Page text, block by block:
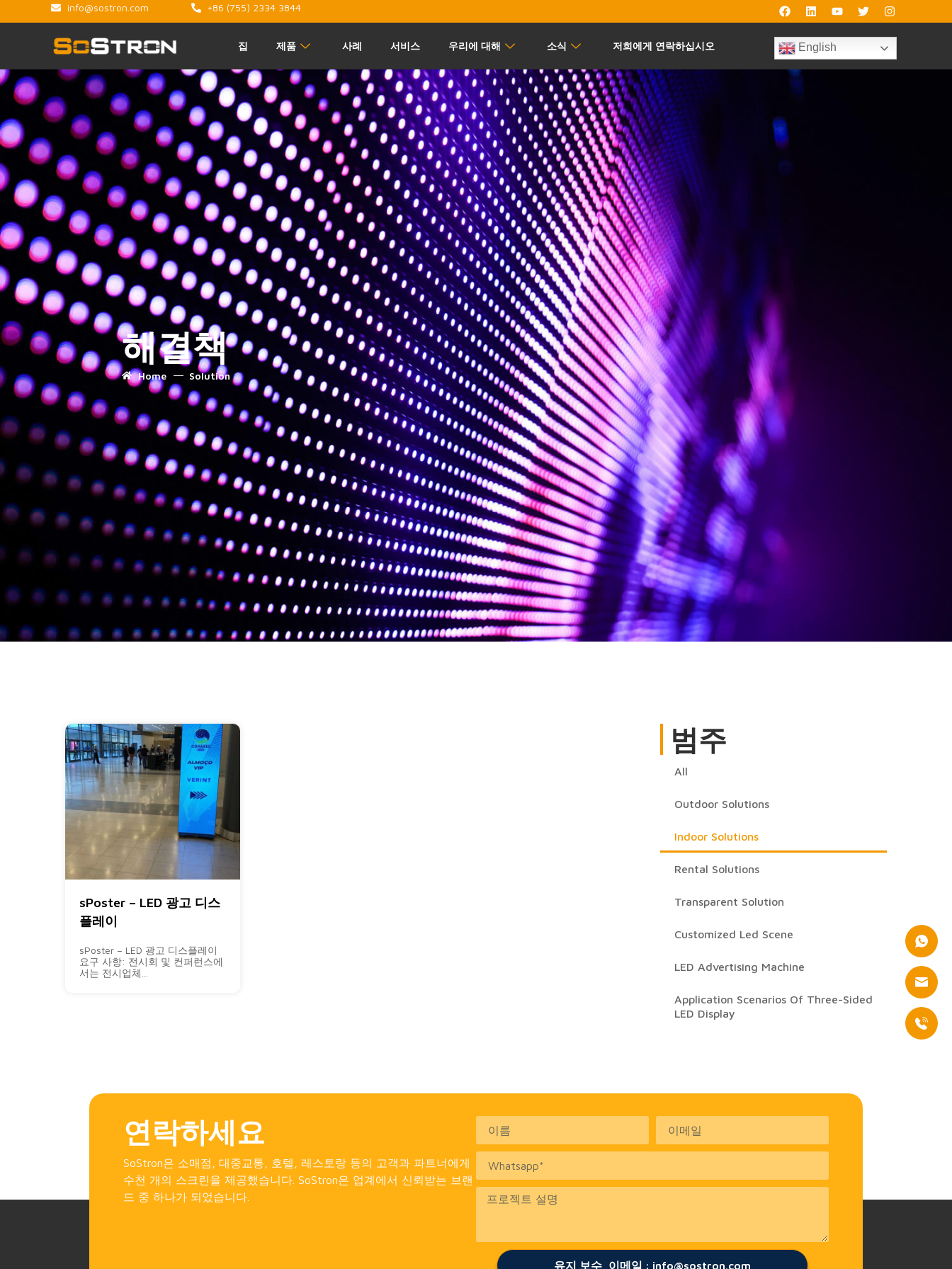
info@sostron.com +86 (755) 2334 3844
집 제품 사례 서비스 우리에 대해 소식 저희에게 연락하십시오 English
해결책
Home Solution
sPoster – LED 광고 디스
플레이
sPoster – LED 광고 디스플레이
요구 사항: 전시회 및 컨퍼런스에
서는 전시업체...
범주
All
Outdoor Solutions
Indoor Solutions
Rental Solutions
Transparent Solution
Customized Led Scene
LED Advertising Machine
Application Scenarios Of Three-Sided
LED Display
연락하세요
SoStron은 소매점, 대중교통, 호텔, 레스토랑 등의 고객과 파트너에게
수천 개의 스크린을 제공했습니다. SoStron은 업계에서 신뢰받는 브랜
드 중 하나가 되었습니다.
유지 보수, 이메일 : info@sostron.com